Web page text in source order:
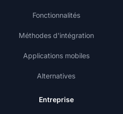
Fonctionnalités
Méthodes d'intégration
Applications mobiles
Alternatives
Entreprise